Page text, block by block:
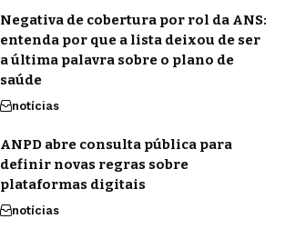
Negativa de cobertura por rol da ANS:
entenda por que a lista deixou de ser
a última palavra sobre o plano de
saúde
notícias
ANPD abre consulta pública para
definir novas regras sobre
plataformas digitais
notícias